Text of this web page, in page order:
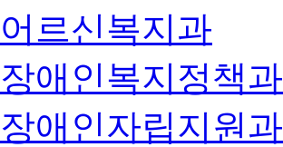
어르신복지과
장애인복지정책과
장애인자립지원과